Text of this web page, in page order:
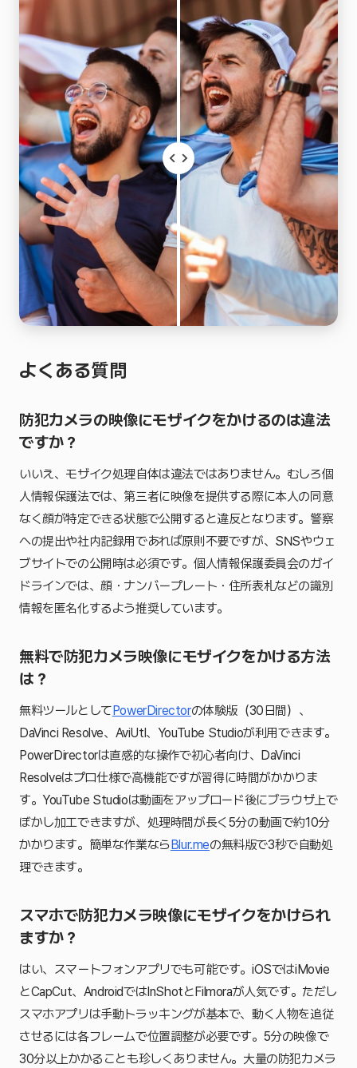
よくある質問
防犯カメラの映像にモザイクをかけるのは違法
ですか？
いいえ、モザイク処理自体は違法ではありません。むしろ個
人情報保護法では、第三者に映像を提供する際に本人の同意
なく顔が特定できる状態で公開すると違反となります。警察
への提出や社内記録用であれば原則不要ですが、SNSやウェ
ブサイトでの公開時は必須です。個人情報保護委員会のガイ
ドラインでは、顔・ナンバープレート・住所表札などの識別
情報を匿名化するよう推奨しています。
無料で防犯カメラ映像にモザイクをかける方法
は？
無料ツールとしてPowerDirectorの体験版（30日間）、
DaVinci Resolve、AviUtl、YouTube Studioが利用できます。
PowerDirectorは直感的な操作で初心者向け、DaVinci
Resolveはプロ仕様で高機能ですが習得に時間がかかりま
す。YouTube Studioは動画をアップロード後にブラウザ上で
ぼかし加工できますが、処理時間が長く5分の動画で約10分
かかります。簡単な作業ならBlur.meの無料版で3秒で自動処
理できます。
スマホで防犯カメラ映像にモザイクをかけられ
ますか？
はい、スマートフォンアプリでも可能です。iOSではiMovie
とCapCut、AndroidではInShotとFilmoraが人気です。ただし
スマホアプリは手動トラッキングが基本で、動く人物を追従
させるには各フレームで位置調整が必要です。5分の映像で
30分以上かかることも珍しくありません。大量の防犯カメラ